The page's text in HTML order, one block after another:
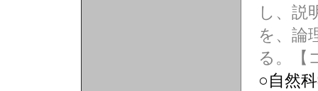
し、説
を、論
る。【
○自然